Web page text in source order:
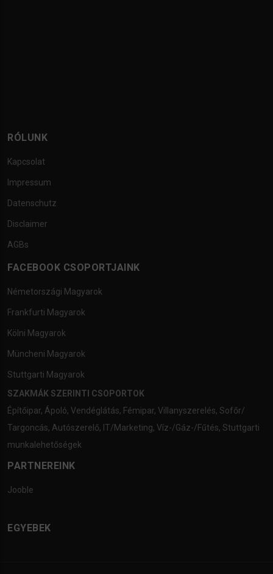
RÓLUNK
Kapcsolat
Impressum
Datenschutz
Disclaimer
AGBs
FACEBOOK CSOPORTJAINK
Németországi Magyarok
Frankfurti Magyarok
Kölni Magyarok
Müncheni Magyarok
Stuttgarti Magyarok
SZAKMÁK SZERINTI CSOPORTOK
Építőipar, Ápoló, Vendéglátás, Fémipar, Villanyszerelés, Sofőr/
Targoncás, Autószerelő, IT/Marketing, Víz-/Gáz-/Fűtés, Stuttgarti
munkalehetőségek
PARTNEREINK
Jooble
EGYEBEK